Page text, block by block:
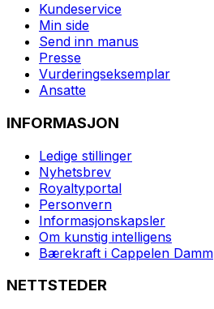
Kundeservice
Min side
Send inn manus
Presse
Vurderingseksemplar
Ansatte
INFORMASJON
Ledige stillinger
Nyhetsbrev
Royaltyportal
Personvern
Informasjonskapsler
Om kunstig intelligens
Bærekraft i Cappelen Damm
NETTSTEDER